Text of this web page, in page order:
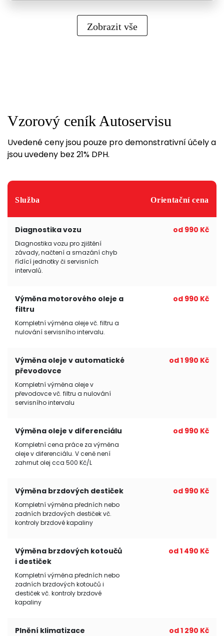
Zobrazit vše
Vzorový ceník Autoservisu
Uvedené ceny jsou pouze pro demonstrativní účely a
jsou uvedeny bez 21% DPH.
Služba Orientační cena
Diagnostika vozu
Diagnostika vozu pro zjištění
závady, načtení a smazání chyb
řídící jednotky či servisních
intervalů.
od 990 Kč
Výměna motorového oleje a
filtru
Kompletní výměna oleje vč. filtru a
nulování servisního intervalu.
od 990 Kč
Výměna oleje v automatické
převodovce
Kompletní výměna oleje v
převodovce vč. filtru a nulování
servisního intervalu
od 1 990 Kč
Výměna oleje v diferenciálu
Kompletní cena práce za výměna
oleje v diferenciálu. V ceně není
zahrnut olej cca 500 Kč/L
od 990 Kč
Výměna brzdových destiček
Kompletní výměna předních nebo
zadních brzdových destiček vč.
kontroly brzdové kapaliny
od 990 Kč
Výměna brzdových kotoučů
i destiček
Kompletní výměna předních nebo
zadních brzdových kotoučů i
destiček vč. kontroly brzdové
kapaliny
od 1 490 Kč
Plnění klimatizace od 1 290 Kč